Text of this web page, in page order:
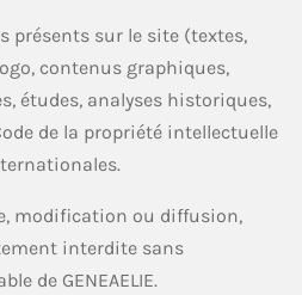
présents sur le site (textes,
contenus graphiques,
études, analyses historiques,
de la propriété intellectuelle
modification ou diffusion,
interdite sans
de GENEAELIE.